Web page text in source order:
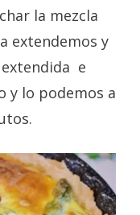
la mezcla
extendemos y
e
y lo podemos a